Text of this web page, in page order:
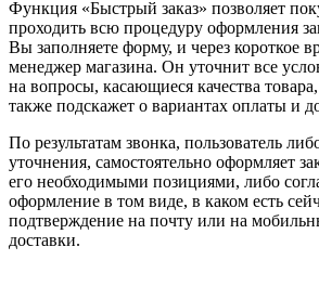
Функция «Быстрый заказ» позволяет
проходить всю процедуру оформления
Вы заполняете форму, и через короткое
менеджер магазина. Он уточнит все
на вопросы, касающиеся качества
также подскажет о вариантах оплаты и
По результатам звонка, пользователь
уточнения, самостоятельно оформляет
его необходимыми позициями, либо
оформление в том виде, в каком есть
подтверждение на почту или на
доставки.